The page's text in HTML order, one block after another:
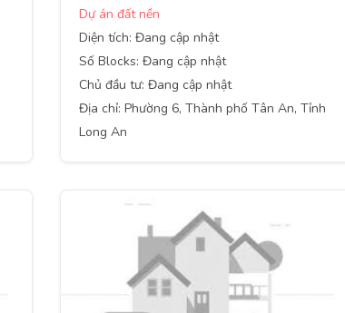
Dự án đất nền
Diện tích: Đang cập nhật
Số Blocks: Đang cập nhật
Chủ đầu tư: Đang cập nhật
Địa chỉ: Phường 6, Thành phố Tân An, Tỉnh
Long An